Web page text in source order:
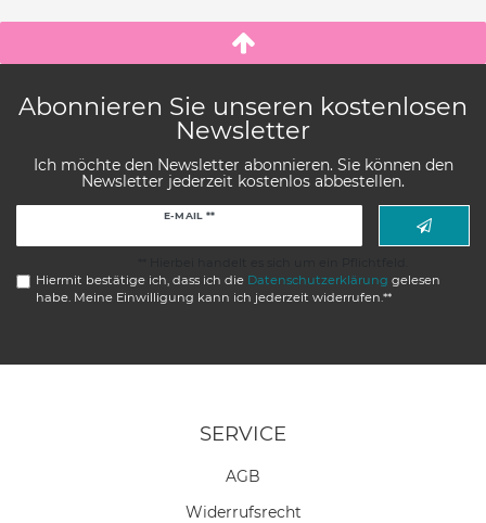
Abonnieren Sie unseren kostenlosen
Newsletter
Ich möchte den Newsletter abonnieren. Sie können den
Newsletter jederzeit kostenlos abbestellen.
E-MAIL **
Hiermit bestätige ich, dass ich die Daten­schutz­erklärung gelesen
habe. Meine Einwilligung kann ich jederzeit widerrufen.**
SERVICE
AGB
Widerrufs­recht